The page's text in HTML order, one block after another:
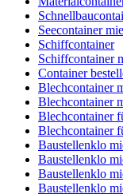
Seecontainer
Schiffcontainer
Schiffcontainer
Container
Blechcontainer
Blechcontainer
Blechcontainer
Blechcontainer
Baustellenklo
Baustellenklo
Baustellenklo
Baustellenklo